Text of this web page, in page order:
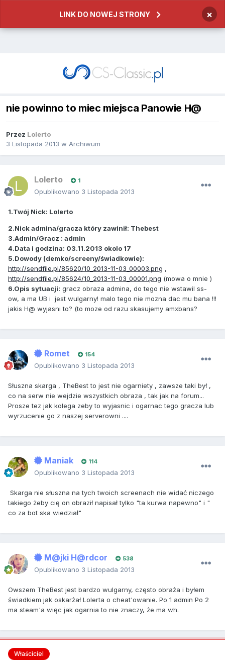
LINK DO NOWEJ STRONY ×
nie powinno to miec miejsca Panowie H@
Przez Lolerto
3 Listopada 2013 w Archiwum
Lolerto 1
Opublikowano 3 Listopada 2013
1.Twój Nick: Lolerto
2.Nick admina/gracza który zawinił: Thebest
3.Admin/Gracz : admin
4.Data i godzina: 03.11.2013 okolo 17
5.Dowody (demko/screeny/świadkowie):
http://sendfile.pl/85620/10_2013-11-03_00003.png ,
http://sendfile.pl/85624/10_2013-11-03_00001.png (mowa o mnie )
6.Opis sytuacji: gracz obraza admina, do tego nie wstawil ss-
ow, a ma UB i jest wulgarny! malo tego nie mozna dac mu bana !!!
jakis H@ wyjasni to? (to moze od razu skasujemy amxbans?
Romet 154
Opublikowano 3 Listopada 2013
Słuszna skarga , TheBest to jest nie ogarniety , zawsze taki był ,
co na serw nie wejdzie wszystkich obraza , tak jak na forum...
Prosze tez jak kolega zeby to wyjasnic i ogarnac tego gracza lub
wyrzucenie go z naszej serverowni ....
Maniak 114
Opublikowano 3 Listopada 2013
Skarga nie słuszna na tych twoich screenach nie widać niczego
takiego żeby cię on obraził napisał tylko "ta kurwa napewno" i "
co za bot ska wiedział"
M@jki H@rdcor 538
Opublikowano 3 Listopada 2013
Owszem TheBest jest bardzo wulgarny, często obraża i byłem
świadkiem jak oskarżał Lolerta o cheat'owanie. Po 1 admin Po 2
ma steam'a więc jak ogarnia to nie znaczy, że ma wh.
Właściciel